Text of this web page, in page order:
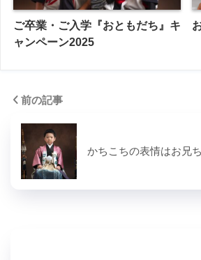
ご卒業・ご入学『おともだち』キ
ャンペーン2025
前の記事
かちこちの表情はお兄